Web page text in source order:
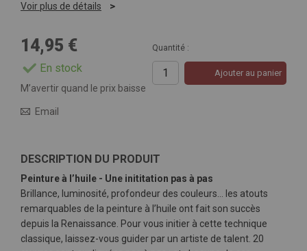
Voir plus de détails
14,95 €
En stock
Quantité :
Ajouter au panier
M’avertir quand le prix baisse
Email
DESCRIPTION DU PRODUIT
Peinture à l’huile - Une inititation pas à pas
Brillance, luminosité, profondeur des couleurs… les atouts
remarquables de la peinture à l’huile ont fait son succès
depuis la Renaissance. Pour vous initier à cette technique
classique, laissez-vous guider par un artiste de talent. 20